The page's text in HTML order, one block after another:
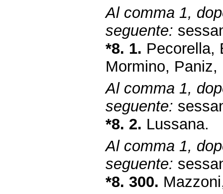
Al comma 1,
seguente:
*8. 1. Pecorella,
Mormino,
Al comma 1,
seguente:
*8. 2. Lussana.
Al comma 1,
seguente:
*8. 300.